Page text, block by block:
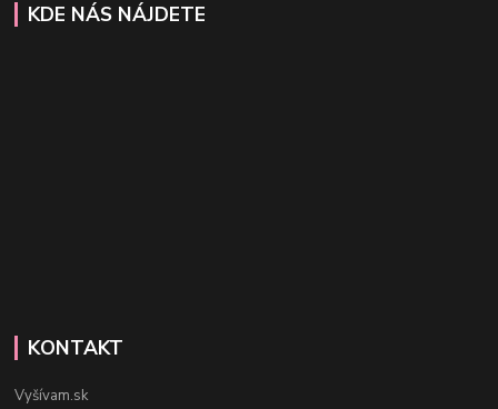
KDE NÁS NÁJDETE
KONTAKT
Vyšívam.sk